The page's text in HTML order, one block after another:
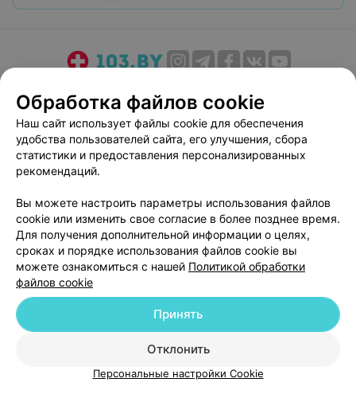
Медицинский маркетинг
Публичный договор
Пользовательское соглашение
Способы оплаты
Вакансии
Партнеры
Написать руководителю 103.by
Персональные настройки cookie
Обработка персональных данных
© 2026 ООО «Артокс Лаб», УНП 191700409| 220012, Республика Беларусь,
г. Минск, улица Толбухина, 2, пом. 16 | help@103.by
Обработка файлов cookie
Наш сайт использует файлы cookie для обеспечения
удобства пользователей сайта, его улучшения, сбора
статистики и предоставления персонализированных
рекомендаций.
Вы можете настроить параметры использования файлов
cookie или изменить свое согласие в более позднее время.
Для получения дополнительной информации о целях,
сроках и порядке использования файлов cookie вы
можете ознакомиться с нашей Политикой обработки
файлов cookie
Отклонить
Принять
Персональные настройки Cookie